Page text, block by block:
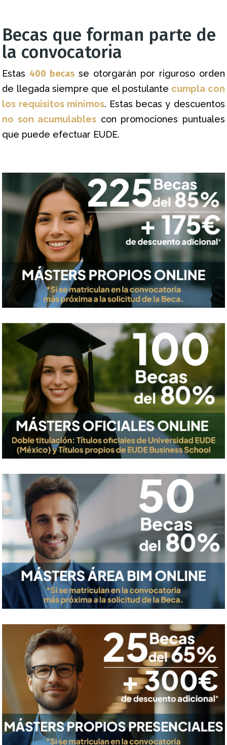
Becas que forman parte de
la convocatoria
Estas 400 becas se otorgarán por riguroso orden
de llegada siempre que el postulante cumpla con
los requisitos mínimos. Estas becas y descuentos
no son acumulables con promociones puntuales
que puede efectuar EUDE.